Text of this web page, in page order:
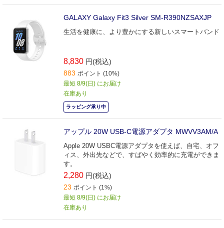
GALAXY Galaxy Fit3 Silver SM-R390NZSAXJP
生活を健康に、より豊かにする新しいスマートバンド
8,830 円(税込)
883 ポイント (10%)
最短 8/9(日) にお届け
在庫あり
ラッピング承り中
アップル 20W USB-C電源アダプタ MWVV3AM/A
Apple 20W USBC電源アダプタを使えば、自宅、オフ
ィス、外出先などで、すばやく効率的に充電ができま
す。
2,280 円(税込)
23 ポイント (1%)
最短 8/9(日) にお届け
在庫あり